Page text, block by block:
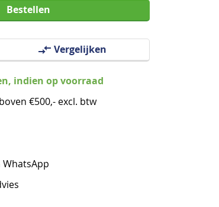
Bestellen
Vergelijken
indien op voorraad
€500,- excl. btw